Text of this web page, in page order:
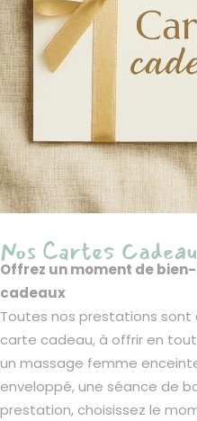
Nos Cartes
Offrez un moment de
cadeaux
Toutes nos prestations sont
carte cadeau, à offrir en
un massage femme
enveloppé, une séance de
prestation, choisissez le